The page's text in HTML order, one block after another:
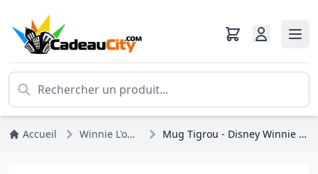
Accueil Winnie L'ourson Mug Tigrou - Disney Winnie l'Ourson